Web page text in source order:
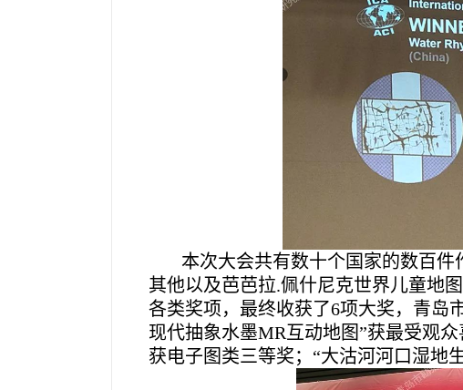
本次大会共有数十个国家的数百件
其他以及芭芭拉.佩什尼克世界儿童地
各类奖项，最终收获了6项大奖，青岛
现代抽象水墨MR互动地图”获最受观
获电子图类三等奖；“大沽河河口湿地